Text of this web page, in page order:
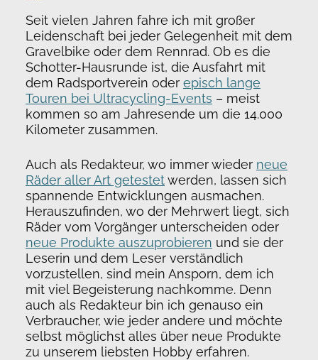
Seit vielen Jahren fahre ich mit großer
Leidenschaft bei jeder Gelegenheit mit dem
Gravelbike oder dem Rennrad. Ob es die
Schotter-Hausrunde ist, die Ausfahrt mit
dem Radsportverein oder episch lange
Touren bei Ultracycling-Events – meist
kommen so am Jahresende um die 14.000
Kilometer zusammen.
Auch als Redakteur, wo immer wieder neue
Räder aller Art getestetwerden, lassen sich
spannende Entwicklungen ausmachen.
Herauszufinden, wo der Mehrwert liegt, sich
Räder vom Vorgänger unterscheiden oder
neue Produkte auszuprobieren und sie der
Leserin und dem Leser verständlich
vorzustellen, sind mein Ansporn, dem ich
mit viel Begeisterung nachkomme. Denn
auch als Redakteur bin ich genauso ein
Verbraucher, wie jeder andere und möchte
selbst möglichst alles über neue Produkte
zu unserem liebsten Hobby erfahren.